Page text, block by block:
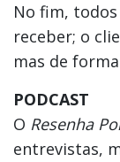
No fim,
receber; o
mas de
PODCAST
O Resenha
entrevistas,